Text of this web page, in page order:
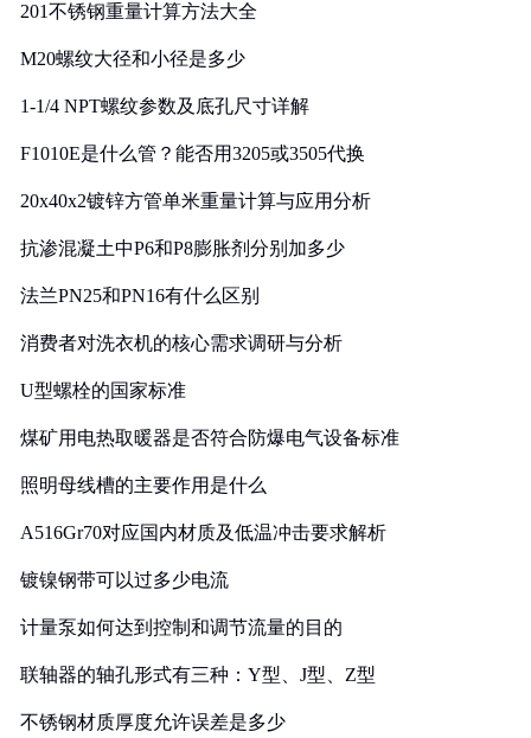
201不锈钢重量计算方法大全
M20螺纹大径和小径是多少
1-1/4 NPT螺纹参数及底孔尺寸详解
F1010E是什么管？能否用3205或3505代换
20x40x2镀锌方管单米重量计算与应用分析
抗渗混凝土中P6和P8膨胀剂分别加多少
法兰PN25和PN16有什么区别
消费者对洗衣机的核心需求调研与分析
U型螺栓的国家标准
煤矿用电热取暖器是否符合防爆电气设备标准
照明母线槽的主要作用是什么
A516Gr70对应国内材质及低温冲击要求解析
镀镍钢带可以过多少电流
计量泵如何达到控制和调节流量的目的
联轴器的轴孔形式有三种：Y型、J型、Z型
不锈钢材质厚度允许误差是多少